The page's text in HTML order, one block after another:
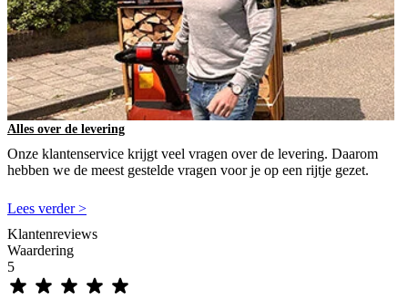
Alles over de levering
Onze klantenservice krijgt veel vragen over de levering. Daarom
hebben we de meest gestelde vragen voor je op een rijtje gezet.
Lees verder >
Klantenreviews
Waardering
5